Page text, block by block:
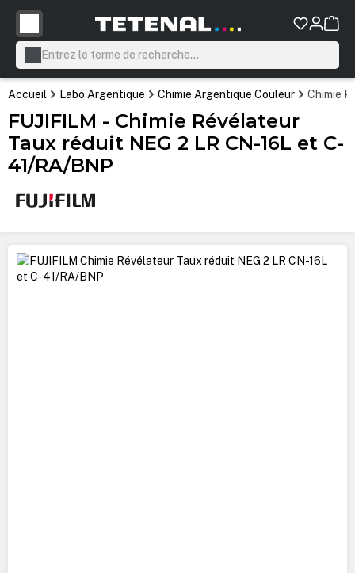
principal
Accueil Labo Argentique Chimie Argentique Couleur Chimie
FUJIFILM - Chimie Révélateur
Taux réduit NEG 2 LR CN-16L et C-
41/RA/BNP
Ignorer la galerie d'images